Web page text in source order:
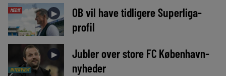
MEDIE ►
OB vil have tidligere Superliga-
profil
INTERVIEW
►
Jubler over store FC København-
nyheder